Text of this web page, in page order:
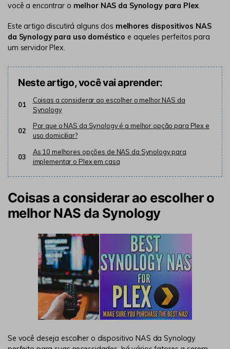
você a encontrar o melhor NAS da Synology para Plex.
Este artigo discutirá alguns dos melhores dispositivos NAS
da Synology para uso doméstico e aqueles perfeitos para
um servidor Plex.
Neste artigo, você vai aprender:
01
Coisas a considerar ao escolher o melhor NAS da
Synology
02
Por que o NAS da Synology é a melhor opção para Plex e
uso domiciliar?
03
As 10 melhores opções de NAS da Synology para
implementar o Plex em casa
Coisas a considerar ao escolher o
melhor NAS da Synology
Se você deseja escolher o dispositivo NAS da Synology